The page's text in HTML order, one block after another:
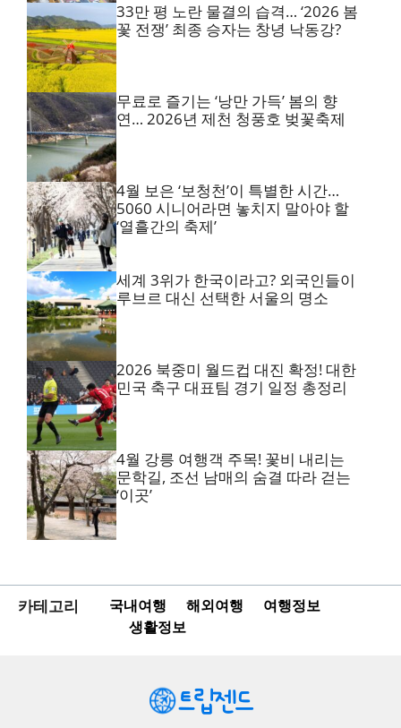
33만 평 노란 물결의 습격… ‘2026 봄
꽃 전쟁’ 최종 승자는 창녕 낙동강?
무료로 즐기는 ‘낭만 가득’ 봄의 향
연… 2026년 제천 청풍호 벚꽃축제
4월 보은 ‘보청천’이 특별한 시간…
5060 시니어라면 놓치지 말아야 할
‘열흘간의 축제’
세계 3위가 한국이라고? 외국인들이
루브르 대신 선택한 서울의 명소
2026 북중미 월드컵 대진 확정! 대한
민국 축구 대표팀 경기 일정 총정리
4월 강릉 여행객 주목! 꽃비 내리는
문학길, 조선 남매의 숨결 따라 걷는
‘이곳’
카테고리 국내여행 해외여행
여행정보
생활정보